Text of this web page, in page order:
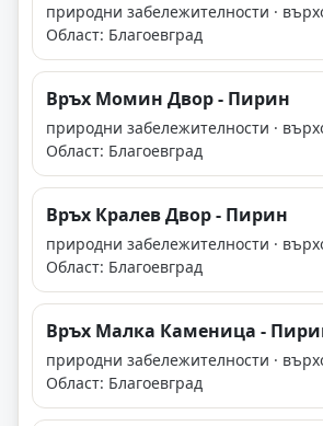
природни забележителности ·
Област: Благоевград
Връх Момин Двор - Пирин
природни забележителности ·
Област: Благоевград
Връх Кралев Двор - Пирин
природни забележителности ·
Област: Благоевград
Връх Малка Каменица -
природни забележителности ·
Област: Благоевград